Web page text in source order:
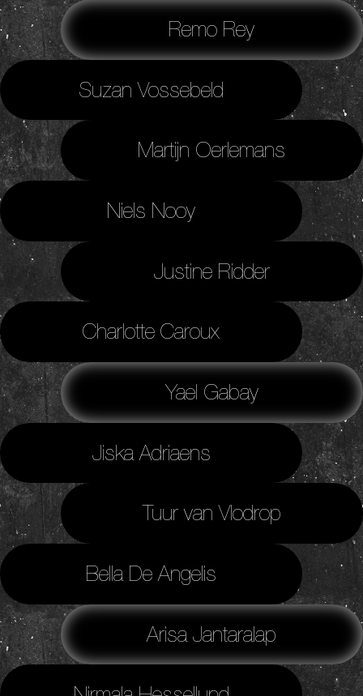
Remo Rey
Suzan Vossebeld
Martijn Oerlemans
Niels Nooy
Justine Ridder
Charlotte Caroux
Yael Gabay
Jiska Adriaens
Tuur van Vlodrop
Bella De Angelis
Arisa Jantaralap